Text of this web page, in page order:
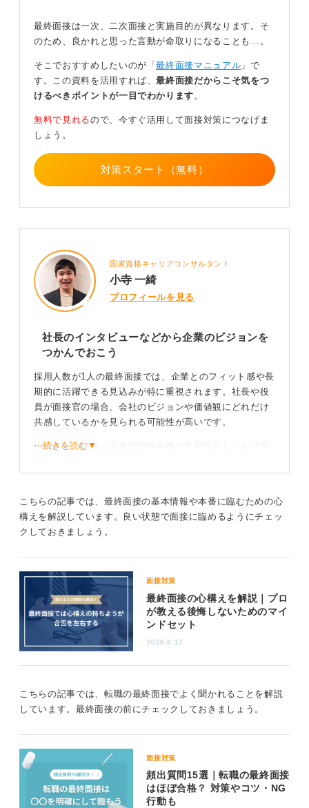
す。対策としては、これまでの面接で話した内容を整理
し、一貫性を持って語れるようにすることが大切です。
また、役員面接では、会社の方向性や価値観に共感して
いる姿勢を示すと好印象でしょう。「御社の〇〇な取り
組みに共感し、自分の経験を活かして□□の面で貢献した
い」というように具体的に伝えることで、あなたの熱意
がより伝わりやすくなります。
とにかく自信を持って臨むことが一番のアピールです。
最終面接は相性を確認する場でもあるため、自然体で自
分らしさを出すことを心掛けてください。
最終面接は一次、二次面接と実施目的が異なります。そ
のため、良かれと思った言動が命取りになることも…。
そこでおすすめしたいのが「最終面接マニュアル 」で
す。この資料を活用すれば、最終面接だからこそ気をつ
けるべきポイントが一目でわかります 。
無料で見れるので、今すぐ活用して面接対策につなげま
しょう。
対策スタート（無料）
国家資格キャリアコンサルタント
小寺 一綺
プロフィールを見る
社長のインタビューなどから企業のビジョンを
つかんでおこう
採用人数が1人の最終面接では、企業とのフィット感や長
期的に活躍できる見込みが特に重視されます。社長や役
員が面接官の場合、会社のビジョンや価値観にどれだけ
共感しているかを見られる可能性が高いです。
そのため、事前に企業理念や今後の方向性をしっかり理
のプロフィールを調べることをおすすめします。
インターネットで経歴やインタビュー記事を読み、考え
方や企業に対する思いを把握しておくと、面接中に共通
の話題を提供できる可能性が高まります。
自己アピールでは、長期的な視点で自社にどのように貢
献できるかを具体的に述べることが重要です。自分のス
キルや経験が、企業の目指す方向性とどう一致するの
か、納得感のあるストーリーを用意しましょう。
また、第三者からのフィードバックを得るために面接練
点を発見するきっかけになります。
擬面接を依頼する方法も良いですね。しっかり準備し、
自信を持って最終面接に挑んでください！
0
⋯続きを読む▼
こちらの記事では、最終面接の基本情報や本番に臨むための心
構えを解説しています。良い状態で面接に臨めるようにチェッ
クしておきましょう。
面接対策
最終面接の心構えを解説｜プロ
が教える後悔しないためのマイ
ンドセット
2026.6.17
こちらの記事では、転職の最終面接でよく聞かれることを解説
しています。最終面接の前にチェックしておきましょう。
面接対策
頻出質問15選｜転職の最終面接
はほぼ合格？ 対策やコツ・NG
行動も